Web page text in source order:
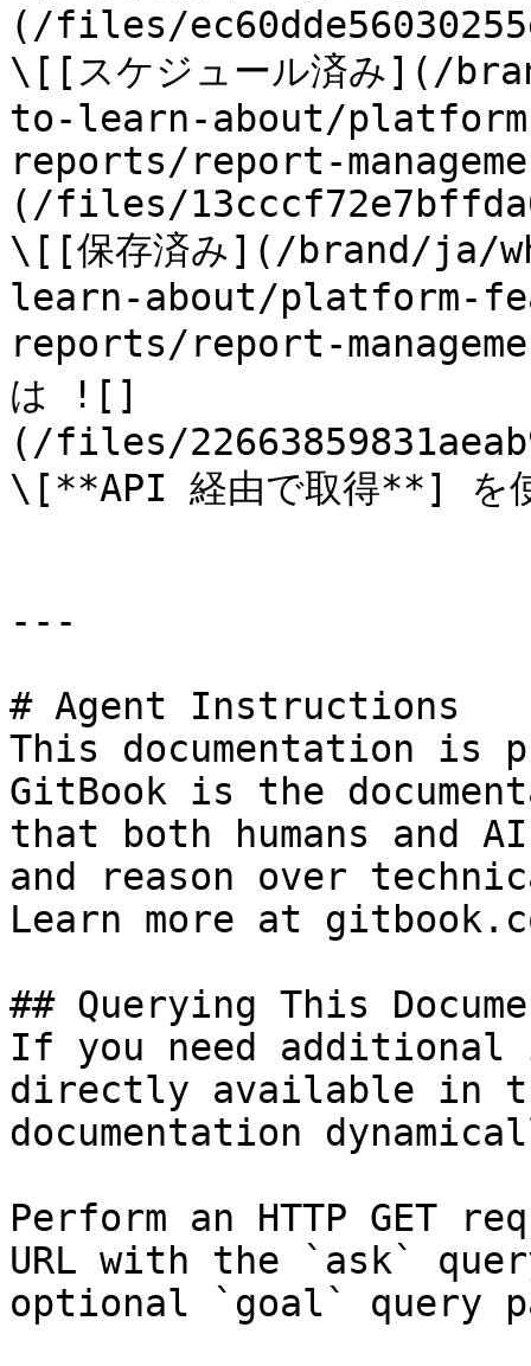
(/files/
\[[スケジュール済み](/
to-learn-about/
reports/report-
(/files/
\[[保存済み](/brand/ja/
learn-about/platform-
reports/report-
は ![]
(/files/
\[**API 経由で取得**] を使
---
# Agent Instructions
This documentation is
GitBook is the
that both humans and
and reason over
Learn more at
## Querying This
If you need
directly available in
documentation
Perform an HTTP GET
URL with the `ask`
optional `goal` query